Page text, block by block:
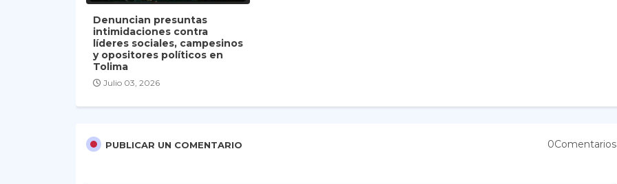
Denuncian presuntas
intimidaciones contra
líderes sociales, campesinos
y opositores políticos en
Tolima
Julio 03, 2026
PUBLICAR UN COMENTARIO 0Comentarios